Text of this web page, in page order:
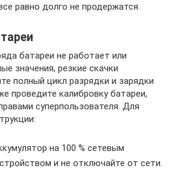
равно долго не продержатся.
батареи не работает или
значения, резкие скачки
полный цикл разрядки и зарядки
проведите калибровку батареи,
суперпользователя. Для
на 100 % сетевым
и не отключайте от сети.